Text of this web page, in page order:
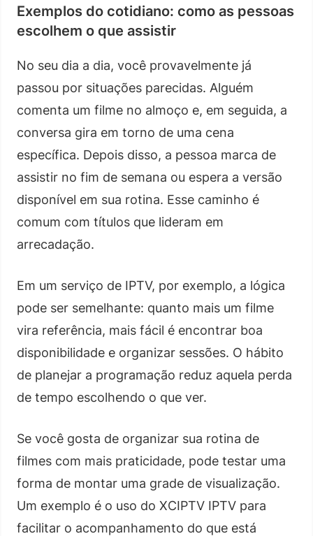
Exemplos do cotidiano: como as pessoas
escolhem o que assistir
No seu dia a dia, você provavelmente já
passou por situações parecidas. Alguém
comenta um filme no almoço e, em seguida, a
conversa gira em torno de uma cena
específica. Depois disso, a pessoa marca de
assistir no fim de semana ou espera a versão
disponível em sua rotina. Esse caminho é
comum com títulos que lideram em
arrecadação.
Em um serviço de IPTV, por exemplo, a lógica
pode ser semelhante: quanto mais um filme
vira referência, mais fácil é encontrar boa
disponibilidade e organizar sessões. O hábito
de planejar a programação reduz aquela perda
de tempo escolhendo o que ver.
Se você gosta de organizar sua rotina de
filmes com mais praticidade, pode testar uma
forma de montar uma grade de visualização.
Um exemplo é o uso do XCIPTV IPTV para
facilitar o acompanhamento do que está